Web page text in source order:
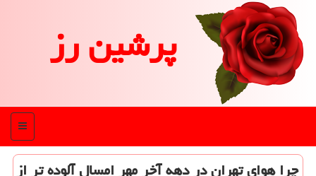
پرشین رز
منو
چرا هوای تهران در دهه آخر مهر امسال آلوده تر از